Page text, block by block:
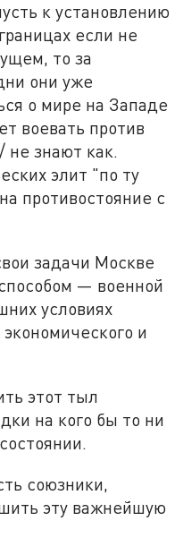
к установлению
если не
то за
они уже
о мире на Западе
воевать против
не знают как.
элит "по ту
противостояние с
задачи Москве
— военной
условиях
и
этот тыл
на кого бы то ни
союзники,
эту важнейшую